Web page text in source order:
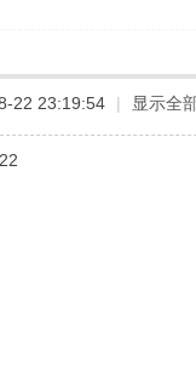
22 23:19:54 | 显示全